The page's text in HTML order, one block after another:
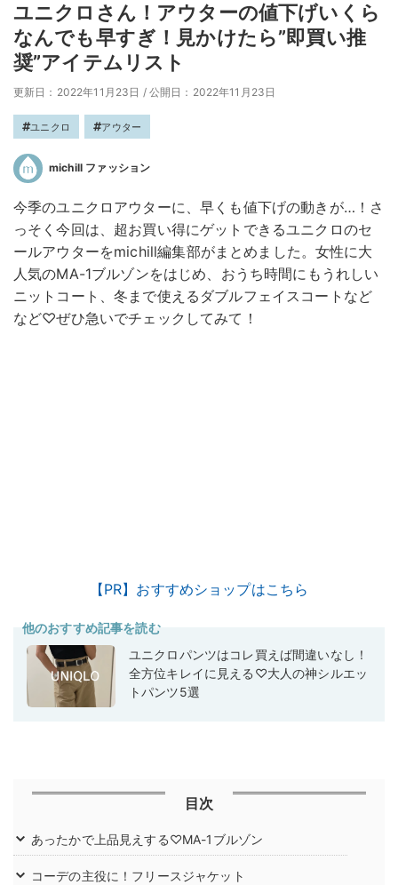
ユニクロさん！アウターの値下げいくら
なんでも早すぎ！見かけたら”即買い推
奨”アイテムリスト
更新日：2022年11月23日 / 公開日：2022年11月23日
ユニクロ アウター
michill ファッション
今季のユニクロアウターに、早くも値下げの動きが…！さ
っそく今回は、超お買い得にゲットできるユニクロのセ
ールアウターをmichill編集部がまとめました。女性に大
人気のMA-1ブルゾンをはじめ、おうち時間にもうれしい
ニットコート、冬まで使えるダブルフェイスコートなど
など♡ぜひ急いでチェックしてみて！
【PR】おすすめショップはこちら
他のおすすめ記事を読む
ユニクロパンツはコレ買えば間違いなし！
全方位キレイに見える♡大人の神シルエッ
トパンツ5選
目次
あったかで上品見えする♡MA-1ブルゾン
コーデの主役に！フリースジャケット